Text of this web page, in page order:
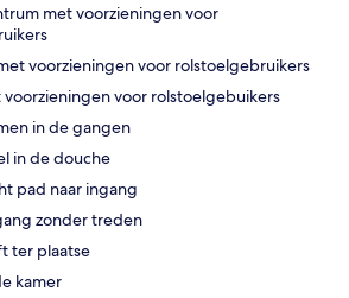
met voorzieningen voor
voorzieningen voor rolstoelgebruikers
voorzieningen voor rolstoelgebuikers
in de gangen
in de douche
pad naar ingang
zonder treden
ter plaatse
kamer